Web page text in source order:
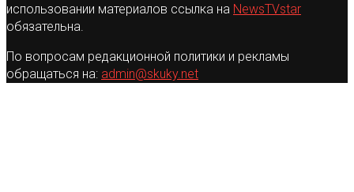
использовании материалов ссылка на NewsTVstar
обязательна.
По вопросам редакционной политики и рекламы
обращаться на: admin@skuky.net